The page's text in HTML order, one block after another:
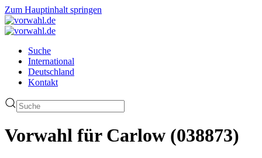
Zum Hauptinhalt springen
Suche
International
Deutschland
Kontakt
Vorwahl für Carlow (038873)